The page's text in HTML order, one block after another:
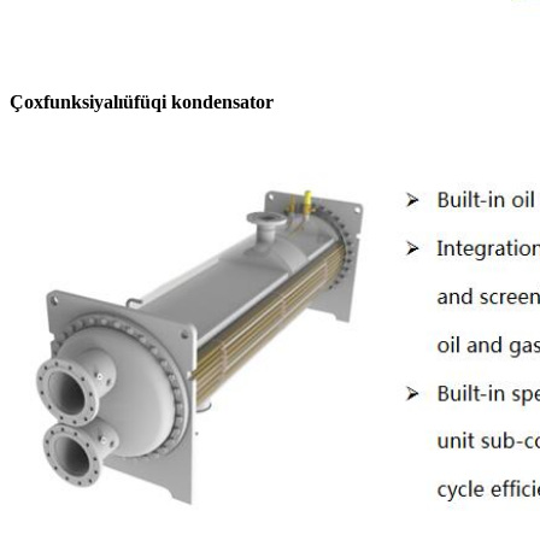
Çoxfunksiyalıüfüqi kondensator